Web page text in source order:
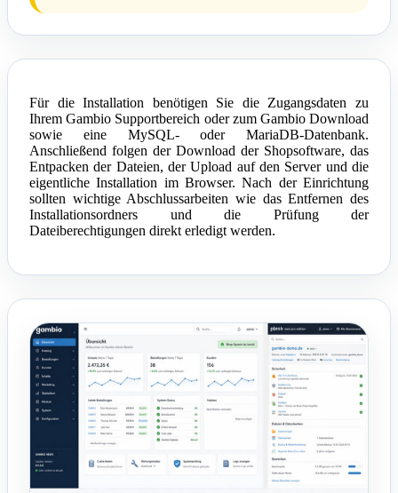
Für die Installation benötigen Sie die Zugangsdaten zu
Ihrem Gambio Supportbereich oder zum Gambio Download
sowie eine MySQL- oder MariaDB-Datenbank.
Anschließend folgen der Download der Shopsoftware, das
Entpacken der Dateien, der Upload auf den Server und die
eigentliche Installation im Browser. Nach der Einrichtung
sollten wichtige Abschlussarbeiten wie das Entfernen des
Installationsordners und die Prüfung der
Dateiberechtigungen direkt erledigt werden.